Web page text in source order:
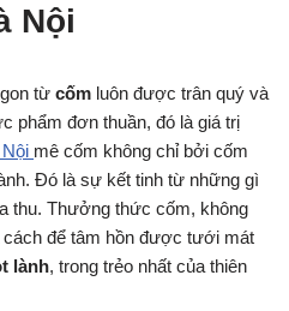
Nội
từ cốm luôn được trân quý và
phẩm đơn thuần, đó là giá trị
mê cốm không chỉ bởi cốm
Đó là sự kết tinh từ những gì
thu. Thưởng thức cốm, không
cách để tâm hồn được tưới mát
lành, trong trẻo nhất của thiên